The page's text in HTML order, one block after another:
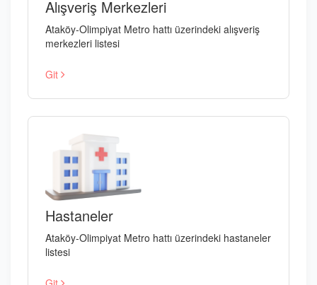
Alışveriş Merkezleri
Ataköy-Olimpiyat Metro hattı üzerindeki alışveriş
merkezleri listesi
Git
Hastaneler
Ataköy-Olimpiyat Metro hattı üzerindeki hastaneler
listesi